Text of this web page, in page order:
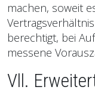
machen, soweit
berechtigt, bei
messene
Vll.